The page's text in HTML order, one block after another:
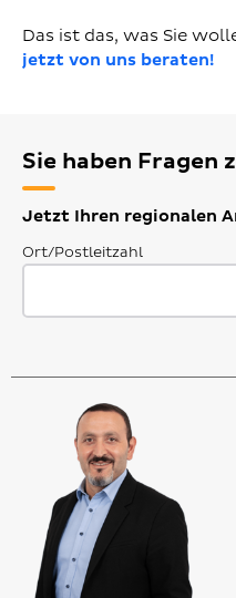
Das ist das, was Sie
jetzt von uns beraten!
Sie haben Fragen
Jetzt Ihren regionalen
Ort/Postleitzahl